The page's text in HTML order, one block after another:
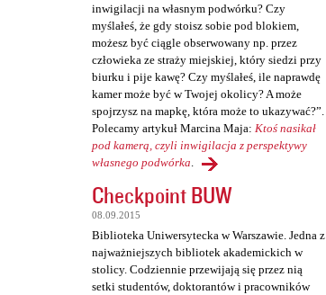
inwigilacji na własnym podwórku? Czy
myślałeś, że gdy stoisz sobie pod blokiem,
możesz być ciągle obserwowany np. przez
człowieka ze straży miejskiej, który siedzi przy
biurku i pije kawę? Czy myślałeś, ile naprawdę
kamer może być w Twojej okolicy? A może
spojrzysz na mapkę, która może to ukazywać?”.
Polecamy artykuł Marcina Maja: Ktoś nasikał
pod kamerą, czyli inwigilacja z perspektywy
własnego podwórka.
Checkpoint BUW
08.09.2015
Biblioteka Uniwersytecka w Warszawie. Jedna z
najważniejszych bibliotek akademickich w
stolicy. Codziennie przewijają się przez nią
setki studentów, doktorantów i pracowników